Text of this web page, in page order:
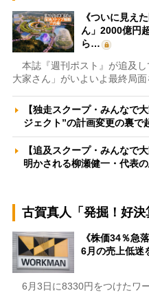
《ついに見え
ん」2000億円
ら…
本誌『週刊ポスト』が追及
大家さん」がいよいよ最終局
【独走スクープ・みんなで
ジェクト”の計画変更の裏で
【追及スクープ・みんなで
明かされる柳瀬健一・代表
古賀真人「発掘！好決
《株価34％急
6月の売上低迷
6月3日に8330円をつけたワ